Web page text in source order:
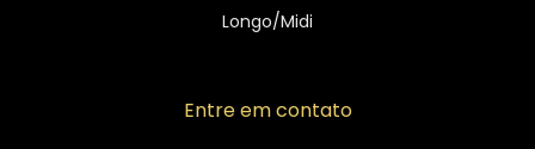
Longo/Midi
Entre em contato